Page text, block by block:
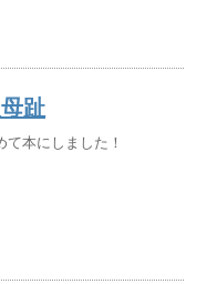
趾
て本にしました！